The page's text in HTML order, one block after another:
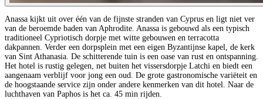
Anassa kijkt uit over één van de fijnste stranden van Cyprus en ligt niet ver
van de beroemde baden van Aphrodite. Anassa is gebouwd als een typisch
traditioneel Cypriotisch dorpje met witte gebouwen en terracotta
dakpannen. Verder een dorpsplein met een eigen Byzantijnse kapel, de kerk
van Sint Athanasia. De schitterende tuin is een oase van rust en ontspanning.
Het hotel is rustig gelegen, net buiten het vissersdorpje Latchi en biedt een
aangenaam verblijf voor jong een oud. De grote gastronomische variëteit en
de hoogstaande service zijn onder andere kenmerken van dit hotel. Naar de
luchthaven van Paphos is het ca. 45 min rijden.